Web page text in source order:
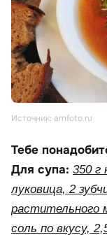
Источник: arnfoto.ru
Тебе
Для супа: 350 г
луковица, 2
растительного
соль по вкусу,